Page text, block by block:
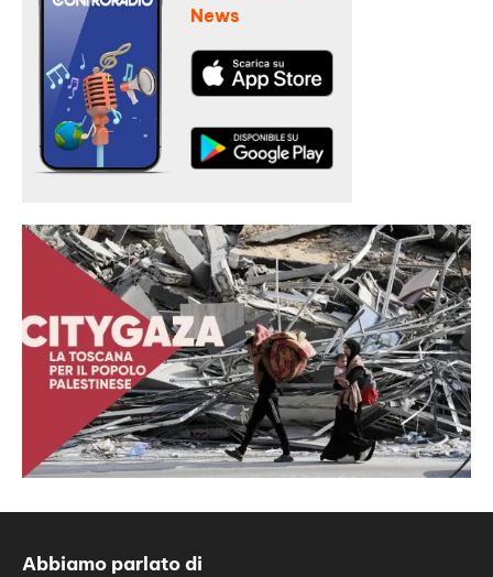
News
Abbiamo parlato di